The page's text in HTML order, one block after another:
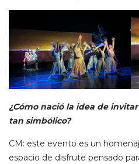
¿Cómo nació la idea de
tan simbólico?
CM: este evento es un
espacio de disfrute pensado